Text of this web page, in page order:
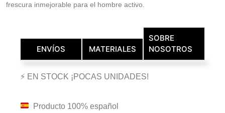
frescura inmejorable para el hombre activo.
ENVÍOS MATERIALES
SOBRE
NOSOTROS
⚡ EN STOCK ¡POCAS UNIDADES!
Producto 100% español